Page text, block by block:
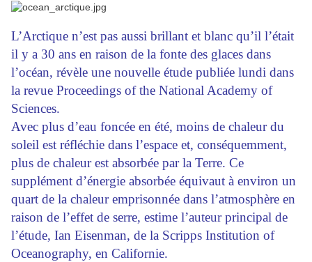
L’Arctique n’est pas aussi brillant et blanc qu’il l’était
il y a 30 ans en raison de la fonte des glaces dans
l’océan, révèle une nouvelle étude publiée lundi dans
la revue Proceedings of the National Academy of
Sciences.
Avec plus d’eau foncée en été, moins de chaleur du
soleil est réfléchie dans l’espace et, conséquemment,
plus de chaleur est absorbée par la Terre. Ce
supplément d’énergie absorbée équivaut à environ un
quart de la chaleur emprisonnée dans l’atmosphère en
raison de l’effet de serre, estime l’auteur principal de
l’étude, Ian Eisenman, de la Scripps Institution of
Oceanography, en Californie.